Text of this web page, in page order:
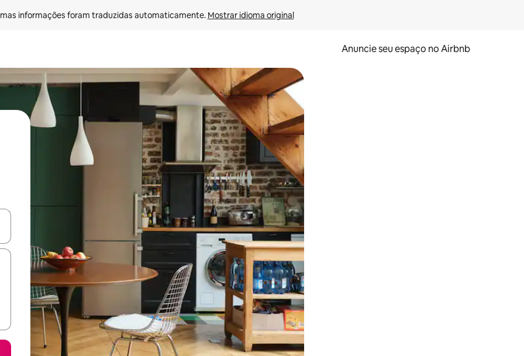
informações foram traduzidas automaticamente. Mostrar idioma original
Anuncie seu espaço no Airbnb
os usando as seta para cima e para baixo do teclado ou tocando e deslizando o dedo na tela.